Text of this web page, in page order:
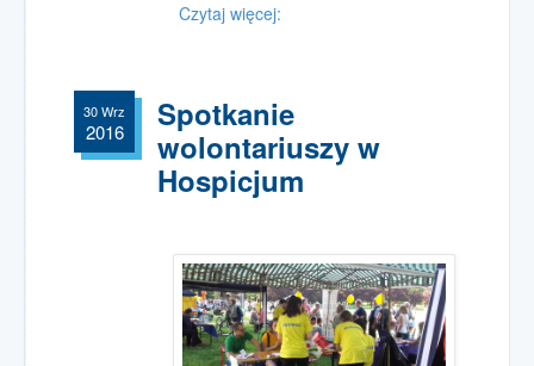
Czytaj więcej:
Spotkanie
wolontariuszy w
Hospicjum
30 Wrz
2016